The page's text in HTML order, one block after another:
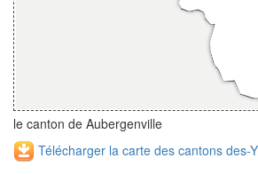
le canton de Aubergenville
Télécharger la carte des cantons des-